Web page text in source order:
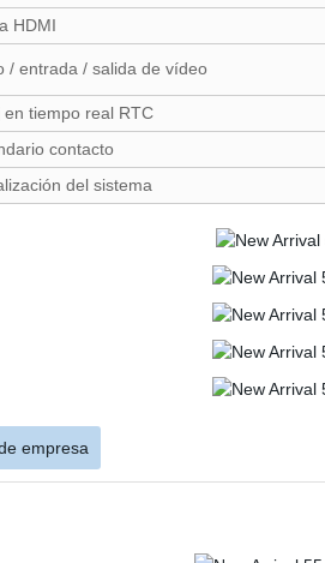
HDMI
/ entrada / salida de vídeo
en tiempo real RTC
contacto
del sistema
empresa